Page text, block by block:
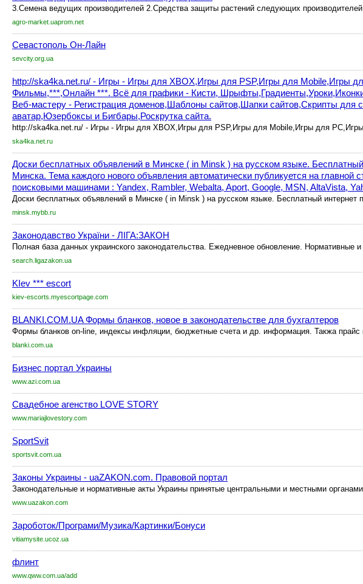
3.Семена ведущих производителей 2.Средства защиты растений следующих
agro-market.uaprom.net
Севастополь Он-Лайн
sevcity.org.ua
http://ska4ka.net.ru/ - Игры - Игры для XBOX,Игры для PSP,Игры для Mobile,Игры
Фильмы,***,Онлайн ***. Всё для графики - Кисти,
Веб-мастеру - Регистрация доменов,Шаблоны сайтов,Шапки сайтов,Скрипты для
аватар,Юзербоксы и Бигбары,Роскрутка сайта.
http://ska4ka.net.ru/ - Игры - Игры для XBOX,Игры для PSP,Игры для Mobile,Игры для
ska4ka.net.ru
Доски бесплатных объявлений в Минске ( in Minsk ) на русском языке.
Минска. Тема каждого нового объявления автоматически публикуется на главной
поисковыми машинами : Yandex, Rambler, Webalta, Aport, Google, MSN, AltaVista,
Доски бесплатных объявлений в Минске ( in Minsk ) на русском языке. Бесплатный интернет
minsk.mybb.ru
Законодавство України - ЛІГА:ЗАКОН
Полная база данных украинского законодательства. Ежедневное обновление. Нормативные
search.ligazakon.ua
KIev *** escort
kiev-escorts.myescortpage.com
BLANKI.COM.UA Формы бланков, новое в законодательстве для бухгалтеров
Формы бланков on-line, индексы инфляции, бюджетные счета и др. информация. Такжа прайс
blanki.com.ua
Бизнес портал Украины
www.azi.com.ua
Свадебное агенство LOVE STORY
www.mariajlovestory.com
SportSvit
sportsvit.com.ua
Законы Украины - uaZAKON.com. Правовой портал
Законодательные и нормативные акты Украины принятые центральными и местными
www.uazakon.com
Зароботок/Програми/Музика/Картинки/Бонуси
vitiamysite.ucoz.ua
флинт
www.qww.com.ua/add